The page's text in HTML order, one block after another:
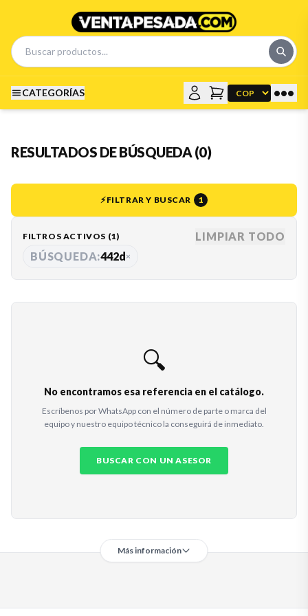
CATEGORÍAS •••
RESULTADOS DE BÚSQUEDA (0)
⚡FILTRAR Y BUSCAR 1
FILTROS ACTIVOS (1)
LIMPIAR TODO
BÚSQUEDA:442d×
🔍
No encontramos esa referencia en el catálogo.
Escríbenos por WhatsApp con el número de parte o marca del
equipo y nuestro equipo técnico la conseguirá de inmediato.
BUSCAR CON UN ASESOR
Más información